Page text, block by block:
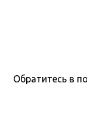
Обратитесь в